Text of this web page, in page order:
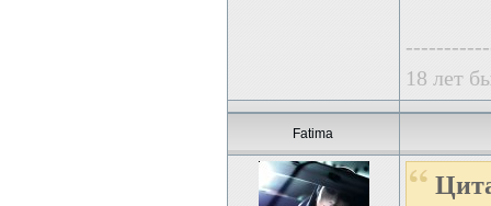
18 лет
Fatima